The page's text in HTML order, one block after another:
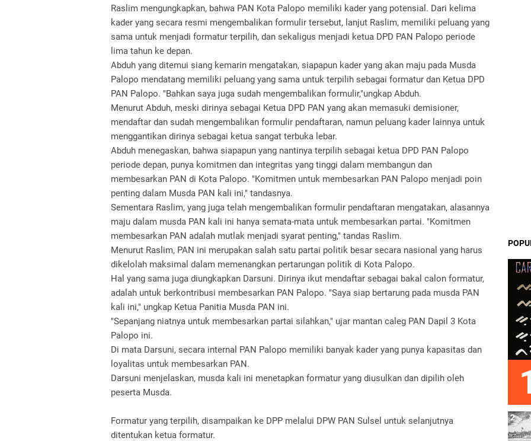
Raslim mengungkapkan, bahwa PAN Kota Palopo memiliki kader yang potensial. Dari kelima
kader yang secara resmi mengembalikan formulir tersebut, lanjut Raslim, memiliki peluang yang
sama untuk menjadi formatur terpilih, dan sekaligus menjadi ketua DPD PAN Palopo periode
lima tahun ke depan.
Abduh yang ditemui siang kemarin mengatakan, siapapun kader yang akan maju pada Musda
Palopo mendatang memiliki peluang yang sama untuk terpilih sebagai formatur dan Ketua DPD
PAN Palopo. "Bahkan saya juga sudah mengembalikan formulir,"ungkap Abduh.
Menurut Abduh, meski dirinya sebagai Ketua DPD PAN yang akan memasuki demisioner,
mendaftar dan sudah mengembalikan formulir pendaftaran, namun peluang kader lainnya untuk
menggantikan dirinya sebagai ketua sangat terbuka lebar.
Abduh menegaskan, bahwa siapapun yang nantinya terpilih sebagai ketua DPD PAN Palopo
periode depan, punya komitmen dan integritas yang tinggi dalam membangun dan
membesarkan PAN di Kota Palopo. "Komitmen untuk membesarkan PAN Palopo menjadi poin
penting dalam Musda PAN kali ini," tandasnya.
Sementara Raslim, yang juga telah mengembalikan formulir pendaftaran mengatakan, alasannya
maju dalam musda PAN kali ini hanya semata-mata untuk membesarkan partai. "Komitmen
membesarkan PAN adalah mutlak menjadi syarat penting," tandas Raslim.
Menurut Raslim, PAN ini merupakan salah satu partai politik besar secara nasional yang harus
dikelolah maksimal dalam memenangkan pertarungan politik di Kota Palopo.
Hal yang sama juga diungkapkan Darsuni. Dirinya ikut mendaftar sebagai bakal calon formatur,
adalah untuk berkontribusi membesarkan PAN Palopo. "Saya siap bertarung pada musda PAN
kali ini," ungkap Ketua Panitia Musda PAN ini.
"Sepanjang niatnya untuk membesarkan partai silahkan," ujar mantan caleg PAN Dapil 3 Kota
Palopo ini.
Di mata Darsuni, secara internal PAN Palopo memiliki banyak kader yang punya kapasitas dan
loyalitas untuk membesarkan PAN.
Darsuni menjelaskan, musda kali ini menetapkan formatur yang diusulkan dan dipilih oleh
peserta Musda.
Formatur yang terpilih, disampaikan ke DPP melalui DPW PAN Sulsel untuk selanjutnya
ditentukan ketua formatur.